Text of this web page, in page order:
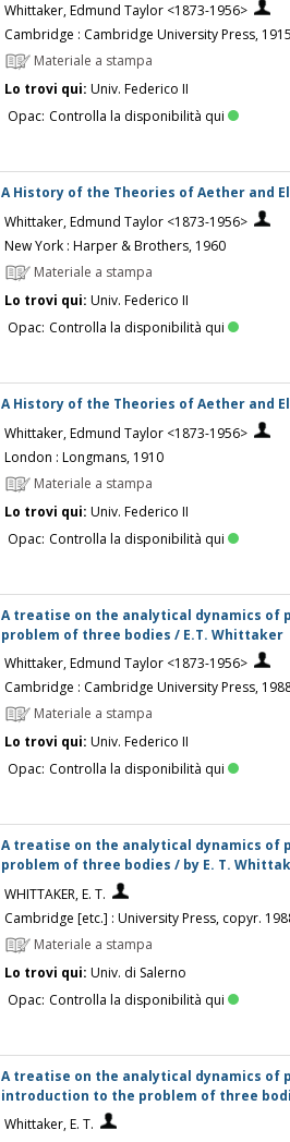
Whittaker, Edmund Taylor <1873-1956>
Cambridge : Cambridge University Press, 1915
Materiale a stampa
Lo trovi qui: Univ. Federico II
Opac: Controlla la disponibilità qui
A History of the Theories of Aether and
Whittaker, Edmund Taylor <1873-1956>
New York : Harper & Brothers, 1960
Materiale a stampa
Lo trovi qui: Univ. Federico II
Opac: Controlla la disponibilità qui
A History of the Theories of Aether and
Whittaker, Edmund Taylor <1873-1956>
London : Longmans, 1910
Materiale a stampa
Lo trovi qui: Univ. Federico II
Opac: Controlla la disponibilità qui
A treatise on the analytical dynamics
problem of three bodies / E.T. Whittaker
Whittaker, Edmund Taylor <1873-1956>
Cambridge : Cambridge University Press,
Materiale a stampa
Lo trovi qui: Univ. Federico II
Opac: Controlla la disponibilità qui
A treatise on the analytical dynamics
problem of three bodies / by E. T.
WHITTAKER, E. T.
Cambridge [etc.] : University Press, copyr.
Materiale a stampa
Lo trovi qui: Univ. di Salerno
Opac: Controlla la disponibilità qui
A treatise on the analytical dynamics of
introduction to the problem of three
Whittaker, E. T.